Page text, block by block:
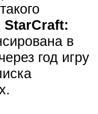
StarCraft:
в
год игру